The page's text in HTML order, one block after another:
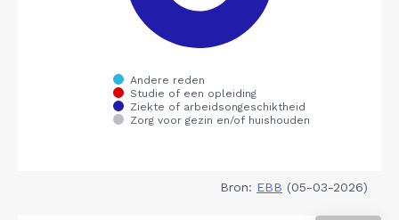
Bron: EBB (05-03-2026)